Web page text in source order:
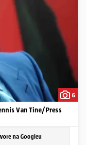
6
Van Tine/Press
na Googleu